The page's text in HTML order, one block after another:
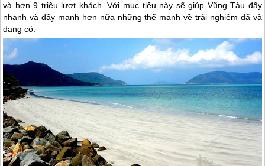
và hơn 9 triệu lượt khách. Với mục tiêu này sẽ giúp Vũng Tàu đẩy
nhanh và đẩy mạnh hơn nữa những thế mạnh về trải nghiệm đã và
đang có.